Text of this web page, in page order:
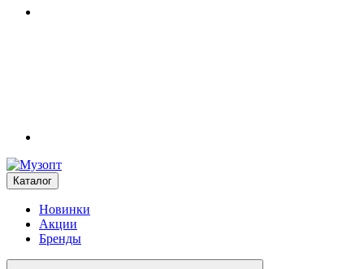
Каталог
Новинки
Акции
Бренды